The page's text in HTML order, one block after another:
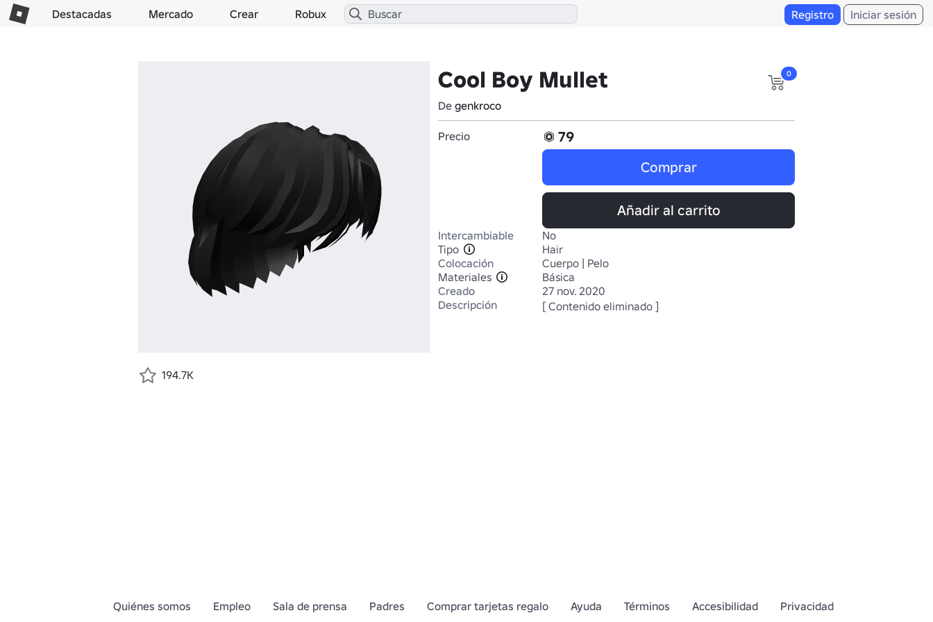
Destacadas Mercado Crear Robux Registro Iniciar sesión
Cool Boy Mullet
De genkroco
0
Precio
79
Comprar
Añadir al carrito
Intercambiable
No
Tipo
Hair
Colocación
Cuerpo | Pelo
Materiales
Básica
Creado
27 nov. 2020
Descripción
[ Contenido eliminado ]
194.7K
Quiénes somos Empleo Sala de prensa Padres Comprar tarjetas regalo Ayuda Términos Accesibilidad Privacidad